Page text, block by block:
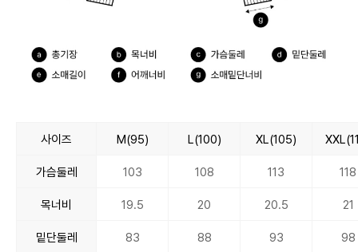
사이즈 M(95) L(100) XL(105)
가슴둘레 103 108 113 118
목너비 19.5 20 20.5 21
밑단둘레 83 88 93 98